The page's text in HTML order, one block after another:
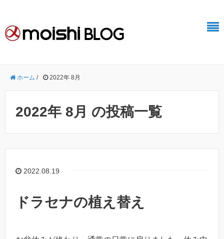
ホーム / 2022年 8月
2022年 8月 の投稿一覧
2022.08.19
ドラセナの植え替え